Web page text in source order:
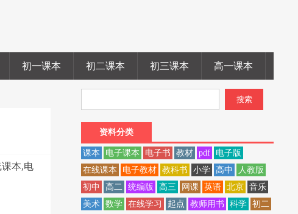
初一课本 初二课本 初三课本 高一课本
本,电
资料分类
课本 电子课本 电子书 教材 pdf
电子版
在线课本
电子教材 教科书 小学 高中
人教版
初中
高二 统编版 高三 网课 英语 北京
音乐
美术
数学 在线学习 起点 教师用书 科学
初二